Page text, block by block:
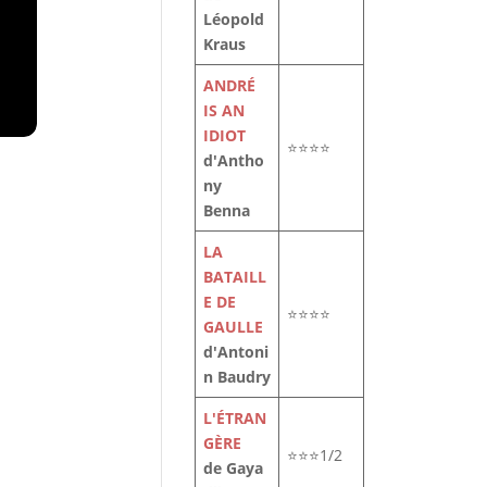
Léopold
Kraus
ANDRÉ
IS AN
IDIOT
d'Antho
ny
Benna
⭐⭐⭐⭐
LA
BATAILL
E DE
GAULLE
d'Antoni
n Baudry
⭐⭐⭐⭐
L'ÉTRAN
GÈRE
de Gaya
⭐⭐⭐1/2